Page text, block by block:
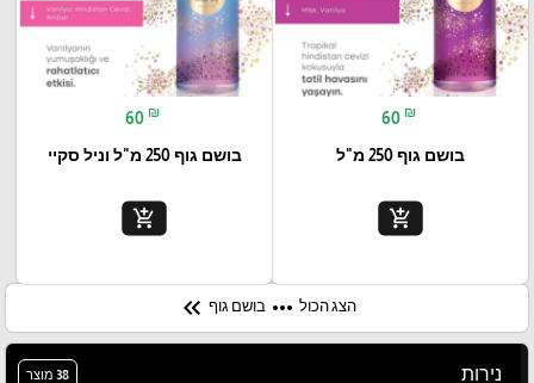
60 ₪
בושם גוף 250 מ"ל
add_shopping_cart
60 ₪
בושם גוף 250 מ"ל וניל סקיי
add_shopping_cart
הצג הכול more_horiz בושם גוף keyboard_double_arrow_left
נירות 38 מוצר